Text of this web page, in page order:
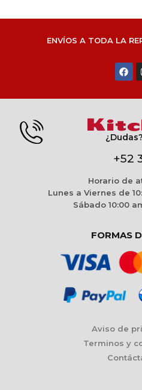
ENVÍOS A TODA LA
+52
Horario de
Lunes a Viernes de
Sábado 10:00
FORMAS
Aviso de
Terminos y